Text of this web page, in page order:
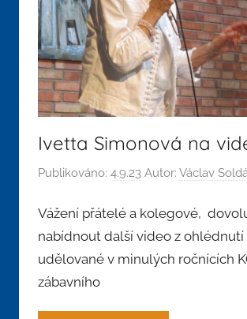
Ivetta Simonová na
Publikováno: 4.9.23 Autor: Václav
Vážení přátelé a kolegové,
nabídnout další video z ohlédnutí
udělované v minulých ročnících
zábavního